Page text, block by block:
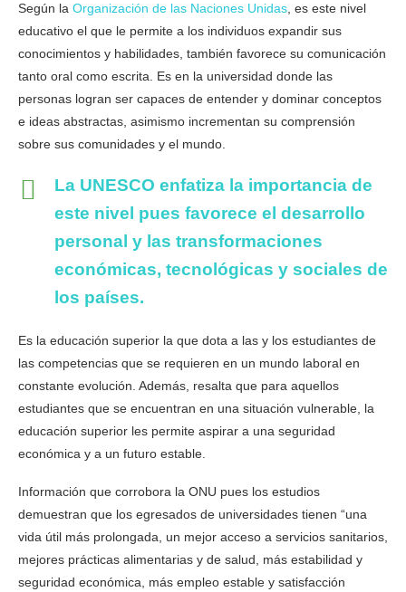
Según la Organización de las Naciones Unidas , es este nivel
educativo el que le permite a los individuos expandir sus
conocimientos y habilidades, también favorece su comunicación
tanto oral como escrita. Es en la universidad donde las
personas logran ser capaces de entender y dominar conceptos
e ideas abstractas, asimismo incrementan su comprensión
sobre sus comunidades y el mundo.
La UNESCO enfatiza la importancia de
este nivel pues favorece el desarrollo
personal y las transformaciones
económicas, tecnológicas y sociales de
los países.
Es la educación superior la que dota a las y los estudiantes de
las competencias que se requieren en un mundo laboral en
constante evolución. Además, resalta que para aquellos
estudiantes que se encuentran en una situación vulnerable, la
educación superior les permite aspirar a una seguridad
económica y a un futuro estable.
Información que corrobora la ONU pues los estudios
demuestran que los egresados de universidades tienen “una
vida útil más prolongada, un mejor acceso a servicios sanitarios,
mejores prácticas alimentarias y de salud, más estabilidad y
seguridad económica, más empleo estable y satisfacción